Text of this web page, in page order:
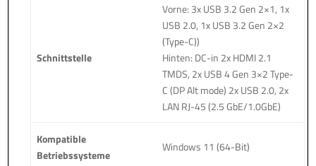
Schnittstelle
Vorne: 3x USB 3.2 Gen 2×1, 1x
USB 2.0, 1x USB 3.2 Gen 2×2
(Type-C))
Hinten: DC-in 2x HDMI 2.1
TMDS, 2x USB 4 Gen 3×2 Type-
C (DP Alt mode) 2x USB 2.0, 2x
LAN RJ-45 (2.5 GbE/1.0GbE)
Kompatible
Betriebssysteme
Windows 11 (64-Bit)